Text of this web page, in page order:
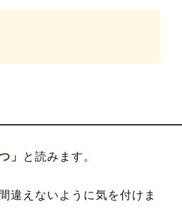
」 と読みます。
違えないように気を付けま